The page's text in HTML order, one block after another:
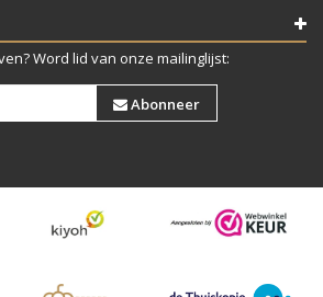
Word lid van onze mailinglijst:
Abonneer